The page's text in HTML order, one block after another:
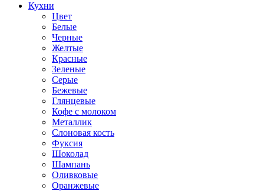
Кухни
Цвет
Белые
Черные
Желтые
Красные
Зеленые
Серые
Бежевые
Глянцевые
Кофе с молоком
Металлик
Слоновая кость
Фуксия
Шоколад
Шампань
Оливковые
Оранжевые